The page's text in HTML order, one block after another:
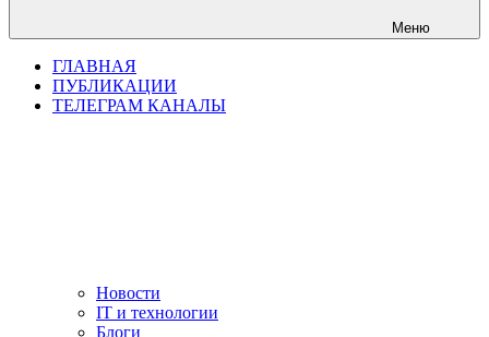
Меню
ГЛАВНАЯ
ПУБЛИКАЦИИ
ТЕЛЕГРАМ КАНАЛЫ
Новости
IT и технологии
Блоги